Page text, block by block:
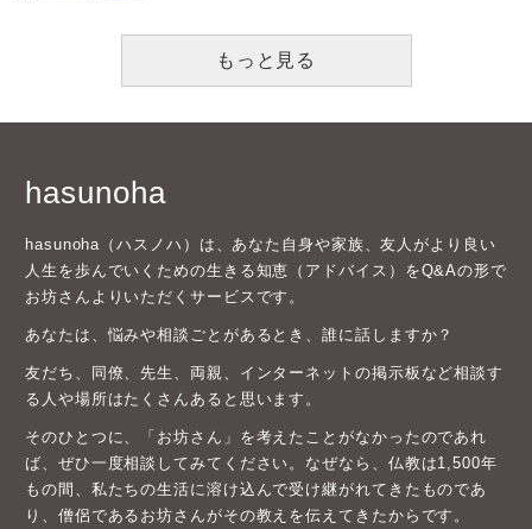
もっと見る
hasunoha
hasunoha（ハスノハ）は、あなた自身や家族、友人がより良い
人生を歩んでいくための生きる知恵（アドバイス）をQ&Aの形で
お坊さんよりいただくサービスです。
あなたは、悩みや相談ごとがあるとき、誰に話しますか？
友だち、同僚、先生、両親、インターネットの掲示板など相談す
る人や場所はたくさんあると思います。
そのひとつに、「お坊さん」を考えたことがなかったのであれ
ば、ぜひ一度相談してみてください。なぜなら、仏教は1,500年
もの間、私たちの生活に溶け込んで受け継がれてきたものであ
り、僧侶であるお坊さんがその教えを伝えてきたからです。